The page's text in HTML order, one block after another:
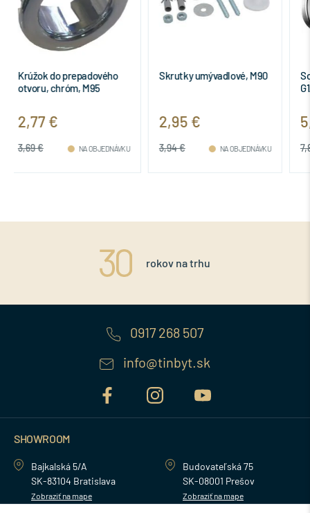
Skrutky umývadlové, M90
2,95 €
3,94 € NA OBJEDNÁVKU
Schell rohový ventil,
5,25 €
7,84 € NA OBJEDNÁVKU
rokov na trhu
0917 268 507
info@tinbyt.sk
SHOWROOM
Bajkalská 5/A
SK-83104 Bratislava
Zobraziť na mape
Budovateľská 75
SK-08001 Prešov
Zobraziť na mape